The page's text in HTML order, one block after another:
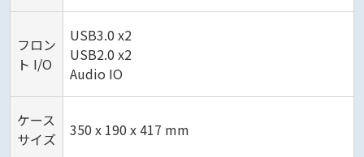
フロン
ト I/O
USB3.0 x2
USB2.0 x2
Audio IO
ケース
サイズ
350 x 190 x 417 mm